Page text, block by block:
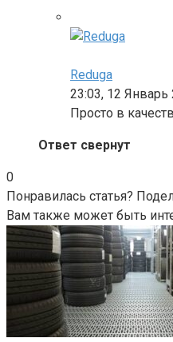
Reduga
23:03, 12 Январь
Просто в
Ответ свернут
0
Понравилась статья?
Вам также может быть